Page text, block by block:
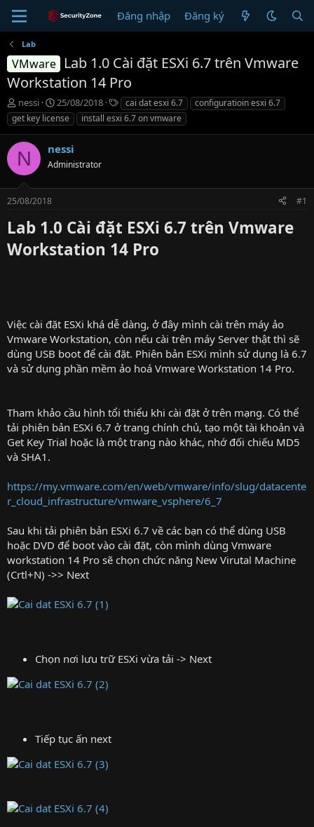
Đăng nhập Đăng ký
Lab
VMware
Lab 1.0 Cài đặt ESXi 6.7 trên Vmware
Workstation 14 Pro
T
h
r
e
a
d
s
t
a
t
e
r
nessi
N
g
à
g
ử
25/08/2018
T
ừ
k
cai dat esxi 6.7
configuratioin esxi 6.7
get key license
install esxi 6.7 on vmware
N nessi
Administrator
25/08/2018 #1
Lab 1.0 Cài đặt ESXi 6.7 trên Vmware
Workstation 14 Pro
Việc cài đặt ESXi khá dễ dàng, ở đây mình cài trên máy ảo
Vmware Workstation, còn nếu cài trên máy Server thật thì sẽ
dùng USB boot để cài đặt. Phiên bản ESXi mình sử dụng là 6.7
và sử dụng phần mềm ảo hoá Vmware Workstation 14 Pro.
Tham khảo cầu hình tổi thiểu khi cài đặt ở trên mạng. Có thể
tải phiên bản ESXi 6.7 ở trang chính chủ, tạo một tài khoản và
Get Key Trial hoặc là một trang nào khác, nhớ đối chiếu MD5
và SHA1.
https://my.vmware.com/en/web/vmware/info/slug/datacente
r_cloud_infrastructure/vmware_vsphere/6_7
Sau khi tải phiên bản ESXi 6.7 về các bạn có thể dùng USB
hoặc DVD để boot vào cài đặt, còn mình dùng Vmware
workstation 14 Pro sẽ chọn chức năng New Virutal Machine
(Crtl+N) ->> Next
Chọn nơi lưu trữ ESXi vừa tải -> Next
Tiếp tục ấn next